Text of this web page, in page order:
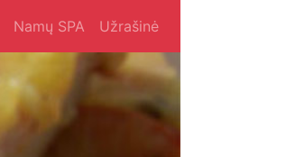
Namų SPA Užrašinė